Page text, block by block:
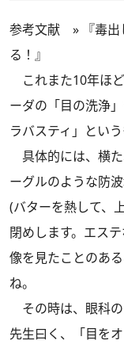
参考文献 » 『毒
る！』
これまた10年ほ
ーダの「目の洗浄
ラバスティ」とい
具体的には、横
ーグルのような防
(バターを熱して、
閉めします。エス
像を見たことのあ
ね。
その時は、眼科の
先生曰く、「目を